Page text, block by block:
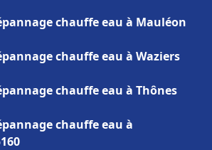
chauffe eau à Mauléon
chauffe eau à Waziers
chauffe eau à Thônes
chauffe eau à